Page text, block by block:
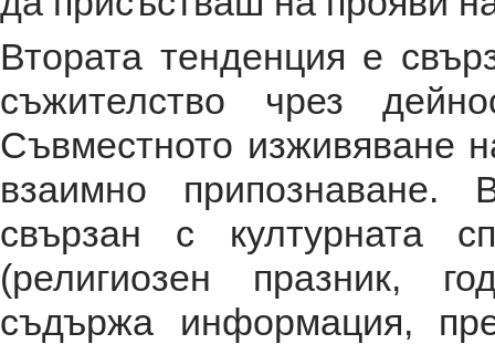
Втората тенденция е
съжителство чрез
Съвместното изживяване
взаимно припознаване.
свързан с културната
(религиозен празник,
съдържа информация,